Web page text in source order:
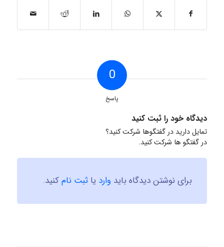
0
پاسخ
دیدگاه خود را ثبت کنید
تمایل دارید در گفتگوها شرکت کنید؟
در گفتگو ها شرکت کنید.
برای نوشتن دیدگاه باید وارد یا ثبت نامکنید.